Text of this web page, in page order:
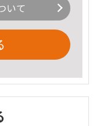
いて